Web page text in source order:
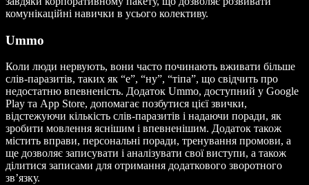
комунікаційні навички в усього колективу.
Ummo
Коли люди нервують, вони часто починають вживати більше
слів-паразитів, таких як “е”, “ну”, “тіпа”, що свідчить про
недостатню впевненість. Додаток Ummo, доступний у Google
Play та App Store, допомагає позбутися цієї звички,
відстежуючи кількість слів-паразитів і надаючи поради, як
зробити мовлення яснішим і впевненішим. Додаток також
містить вправи, персональні поради, тренування промови, а
ще дозволяє записувати і аналізувати свої виступи, а також
ділитися записами для отримання додаткового зворотного
зв’язку.